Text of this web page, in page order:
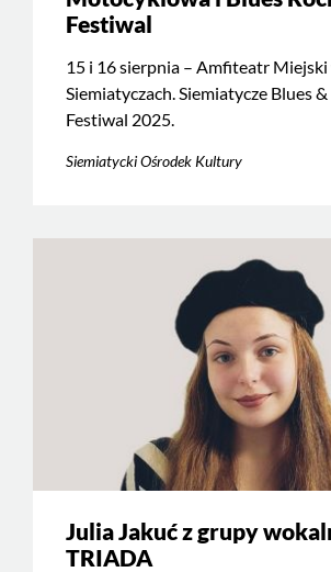
Festiwal
15 i 16 sierpnia – Amfiteatr Miejski
Siemiatyczach. Siemiatycze Blues &
Festiwal 2025.
Siemiatycki Ośrodek Kultury
Julia Jakuć z grupy
TRIADA